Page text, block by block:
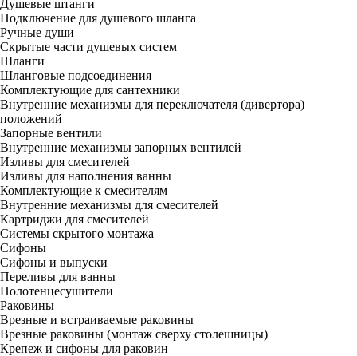
Душевые штанги
Подключение для душевого шланга
Ручные души
Скрытые части душевых систем
Шланги
Шланговые подсоединения
Комплектующие для сантехники
Внутренние механизмы для переключателя (дивертора)
положений
Запорные вентили
Внутренние механизмы запорных вентилей
Изливы для смесителей
Изливы для наполнения ванны
Комплектующие к смесителям
Внутренние механизмы для смесителей
Картриджи для смесителей
Системы скрытого монтажа
Сифоны
Сифоны и выпуски
Переливы для ванны
Полотенцесушители
Раковины
Врезные и встраиваемые раковины
Врезные раковины (монтаж сверху столешницы)
Крепеж и сифоны для раковин